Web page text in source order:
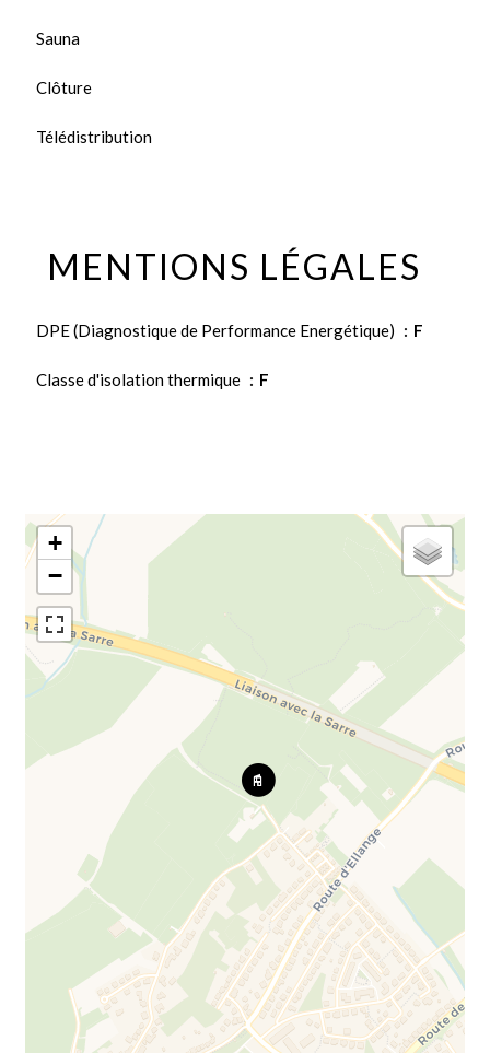
Sauna
Clôture
Télédistribution
MENTIONS LÉGALES
DPE (Diagnostique de Performance Energétique) F
Classe d'isolation thermique F
+
−